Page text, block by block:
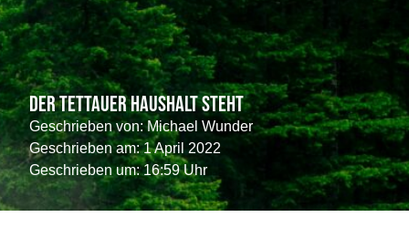
Der Tettauer Haushalt steht
Geschrieben von:Michael Wunder
Geschrieben am: 1 April 2022
Geschrieben um: 16:59 Uhr